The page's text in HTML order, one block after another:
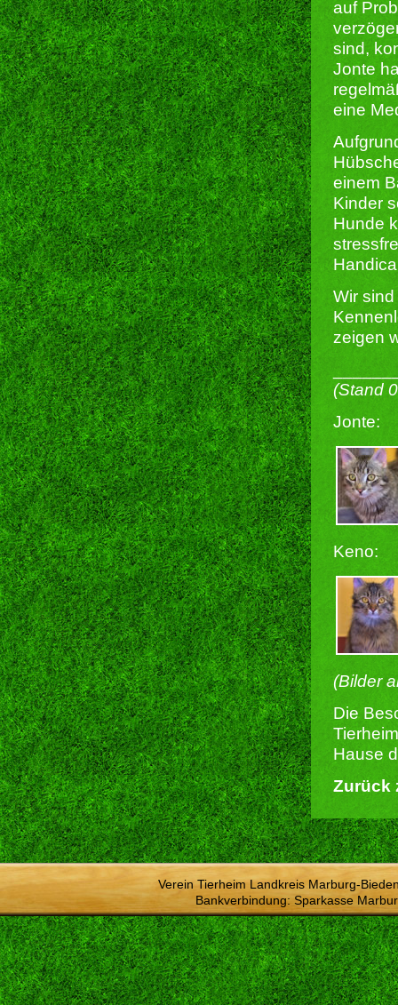
auf
sind,
Jonte
eine
einem
Kinder
Hunde
Wir
zeigen
(Stand
Jonte:
Keno:
(Bilder
Die
Hause
Zurück
Verein Tierheim Landkreis Marburg-
Bankverbindung: Sparkasse